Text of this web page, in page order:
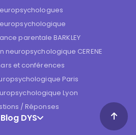
parentale BARKLEY
neuropsychologique CERENE
et conférences
Paris
Lyon
/ Réponses
Blog DYS